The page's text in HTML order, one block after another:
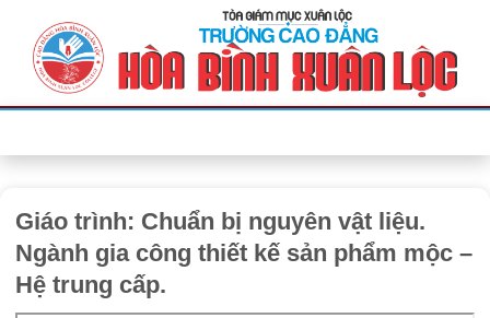
Giáo trình: Chuẩn bị nguyên vật liệu.
Ngành gia công thiết kế sản phẩm mộc –
Hệ trung cấp.